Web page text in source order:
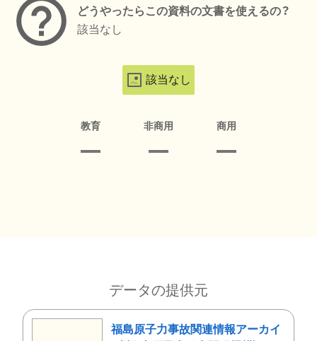
どうやったらこの資料の文書を使えるの？
該当なし
該当なし
教育 非商用 商用
データの提供元
福島原子力事故関連情報アーカイ